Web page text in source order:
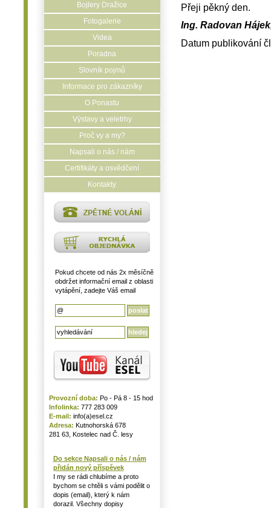
Bojlery Dražice
Fotogalerie
Videa
Poradna
Slovník pojmů
Informace pro zákazníky
O Ponastu
Výstavy a veletrhy
Proč vy a my?
Napsali o nás / nám
Certifikáty a osvědčení
Kontakty
Pokud chcete od nás 2x měsíčně
obdržet informační email z oblasti
vytápění, zadejte Váš email
Provozní doba: Po - Pá 8 - 15 hod
Infolinka: 777 283 009
E-mail: info(a)esel.cz
Adresa: Kutnohorská 678
281 63, Kostelec nad Č. lesy
Do sekce Napsali o nás / nám
přidán nový příspěvek
I my se rádi chlubíme a proto
bychom se chtěli s vámi podělit o
dopis (email), který k nám
dorazil. Všechny dopisy
Přeji pěkný den.
Ing. Radovan
Datum publikování